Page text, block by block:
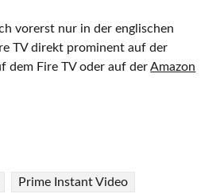
vorerst nur in der englischen
TV direkt prominent auf der
dem Fire TV oder auf derAmazon
Prime Instant Video